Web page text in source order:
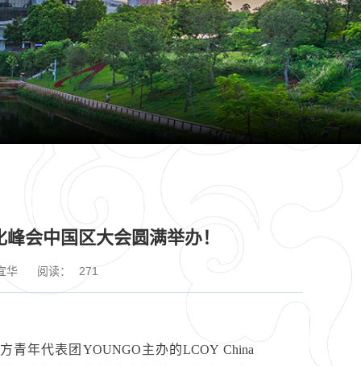
会中国区大会圆满举办！
华 阅读： 271
青年代表团YOUNGO主办的LCOY China